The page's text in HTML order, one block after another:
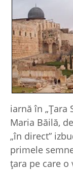
iarnă în „Ţara
Maria Băilă,
„în direct”
primele
ţara pe care o